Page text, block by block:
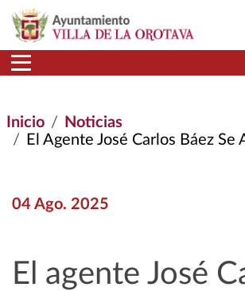
Pasar al contenido principal
Inicio
Noticias
El Agente José Carlos Báez Se Alza Con Ocho Medallas En Los
04 Ago. 2025
El agente José